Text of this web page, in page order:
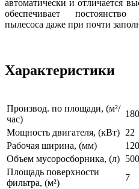
автоматически и отличается
обеспечивает постоянство
пылесоса даже при почти
Характеристики
Производ. по площади, (м²/
час)
Мощность двигателя, (кВт) 22
Рабочая ширина, (мм)
Объем мусоросборника, (л) 500
Площадь поверхности
фильтра, (м²)
7